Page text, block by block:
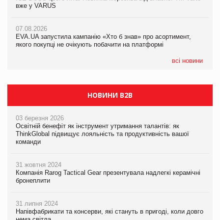
вже у VARUS
07.08.2026
EVA.UA запустила кампанію «Хто б знав» про асортимент,
якого покупці не очікують побачити на платформі
всі новини
Смачна новинка для хвостатих: у VARUS з’явилися паучі
05.08.2026
Мережа супермаркетів VARUS купує мережу магазинів
НОВИНИ B2B
03 березня 2026
Освітній бенефіт як інструмент утримання талантів: як
ThinkGlobal підвищує лояльність та продуктивність вашої
команди
31 жовтня 2024
Компанія Rarog Tactical Gear презентувала надлегкі керамічні
бронеплити
31 липня 2024
Напівфабрикати та консерви, які стануть в пригоді, коли довго